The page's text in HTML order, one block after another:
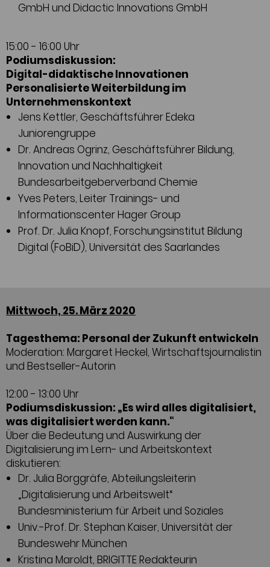
GmbH und Didactic Innovations GmbH
15:00 - 16:00 Uhr
Podiumsdiskussion:
Digital-didaktische Innovationen
Personalisierte Weiterbildung im
Unternehmenskontext
Jens Kettler, Geschäftsführer Edeka
Juniorengruppe
Dr. Andreas Ogrinz, Geschäftsführer Bildung,
Innovation und Nachhaltigkeit
Bundesarbeitgeberverband Chemie
Yves Peters, Leiter Trainings- und
Informationscenter Hager Group
Prof. Dr. Julia Knopf, Forschungsinstitut Bildung
Digital (FoBiD), Universität des Saarlandes
Mittwoch, 25. März 2020
Tagesthema: Personal der Zukunft entwickeln
Moderation: Margaret Heckel, Wirtschaftsjournalistin
und Bestseller-Autorin
12:00 - 13:00 Uhr
Podiumsdiskussion: „Es wird alles digitalisiert,
was digitalisiert werden kann.“
Über die Bedeutung und Auswirkung der
Digitalisierung im Lern- und Arbeitskontext
diskutieren:
Dr. Julia Borggräfe, Abteilungsleiterin
„Digitalisierung und Arbeitswelt“
Bundesministerium für Arbeit und Soziales
Univ.-Prof. Dr. Stephan Kaiser, Universität der
Bundeswehr München
Kristina Maroldt, BRIGITTE Redakteurin